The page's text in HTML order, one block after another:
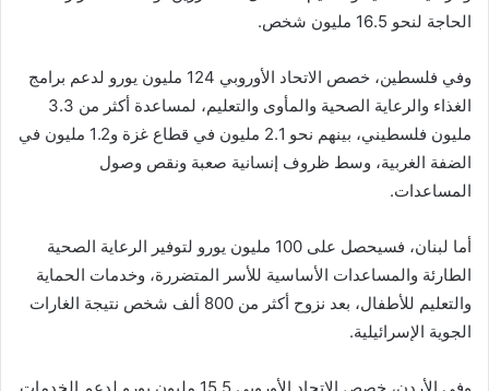
الحاجة لنحو 16.5 مليون شخص.
وفي فلسطين، خصص الاتحاد الأوروبي 124 مليون يورو لدعم برامج
الغذاء والرعاية الصحية والمأوى والتعليم، لمساعدة أكثر من 3.3
مليون فلسطيني، بينهم نحو 2.1 مليون في قطاع غزة و1.2 مليون في
الضفة الغربية، وسط ظروف إنسانية صعبة ونقص وصول
المساعدات.
أما لبنان، فسيحصل على 100 مليون يورو لتوفير الرعاية الصحية
الطارئة والمساعدات الأساسية للأسر المتضررة، وخدمات الحماية
والتعليم للأطفال، بعد نزوح أكثر من 800 ألف شخص نتيجة الغارات
الجوية الإسرائيلية.